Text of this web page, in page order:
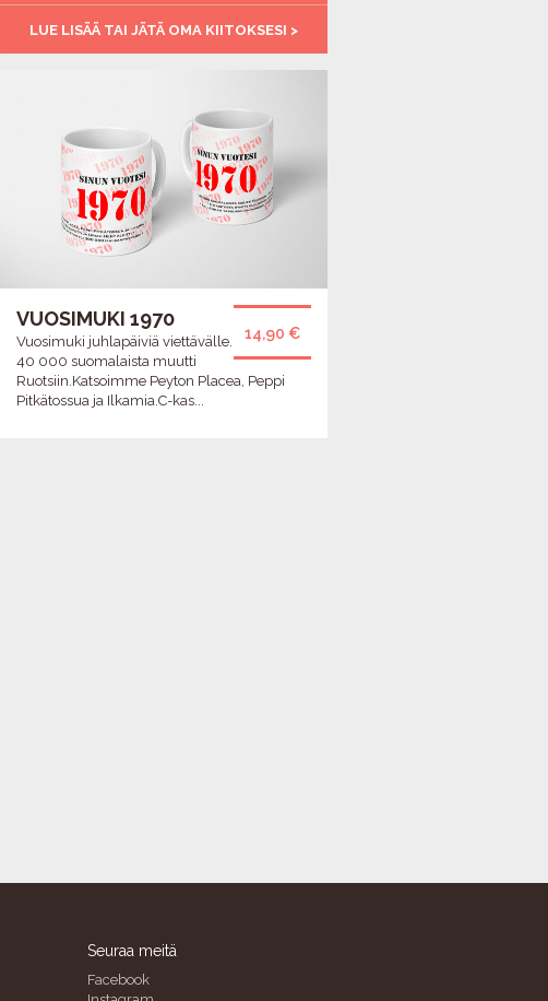
ihanaa, että on paikka jossa
aikuinen ihminen saa
hemmottelua ja tulee
oikeassa ammatissa <3
-Virkistynyt
LUE LISÄÄ TAI JÄTÄ OMA KIITOKSESI >
14,90 €
VUOSIMUKI 1970
Vuosimuki juhlapäiviä viettävälle.
40 000 suomalaista muutti
Ruotsiin.Katsoimme Peyton Placea, Peppi
Pitkätossua ja Ilkamia.C-kas...
Seuraa meitä
Facebook